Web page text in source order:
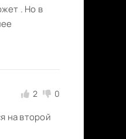
. Но в
2 0
на второй